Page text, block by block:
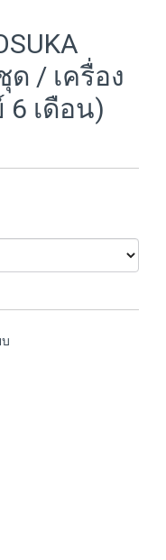
ด / เครื่อง
6 เดือน)
บ